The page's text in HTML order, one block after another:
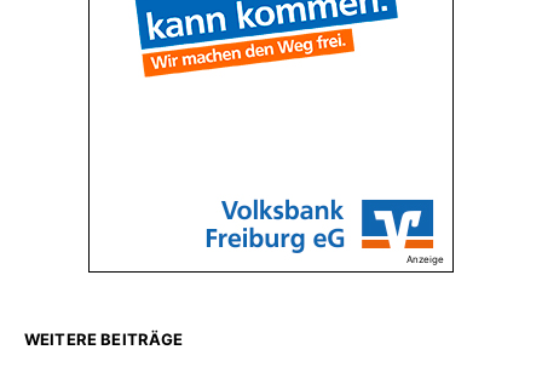
Anzeige
WEITERE BEITRÄGE